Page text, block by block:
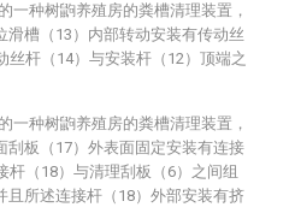
一种树鼩养殖房的粪槽清理装置，
滑槽（13）内部转动安装有传动丝
丝杆（14）与安装杆（12）顶端之
一种树鼩养殖房的粪槽清理装置，
刮板（17）外表面固定安装有连接
杆（18）与清理刮板（6）之间组
且所述连接杆（18）外部安装有挤